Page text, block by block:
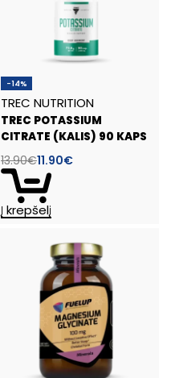
-14%
TREC NUTRITION
TREC POTASSIUM
CITRATE (KALIS) 90 KAPS
13.90€11.90€
Į krepšelį